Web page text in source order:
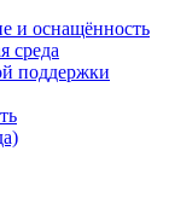
и оснащённость
среда
поддержки